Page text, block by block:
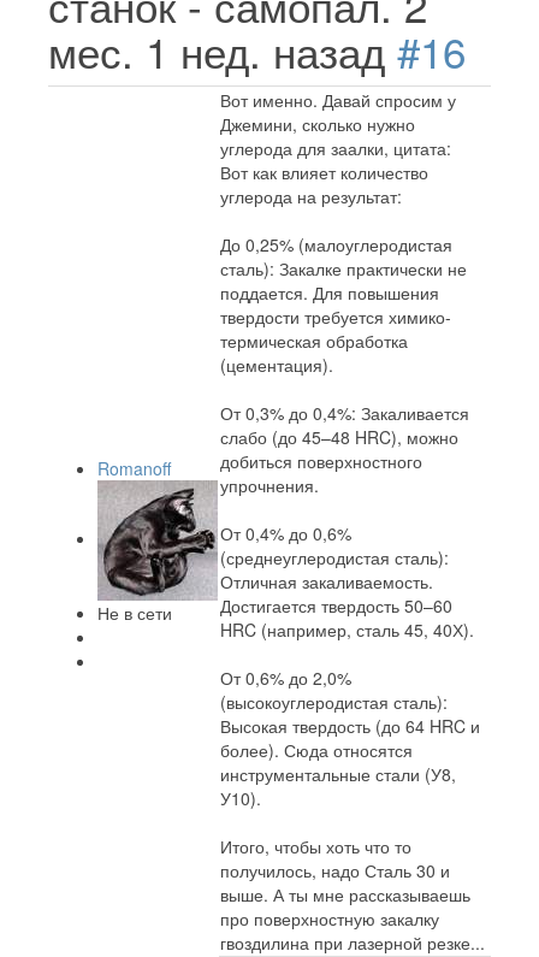
мес. 1 нед. назад #16
Romanoff
Не в сети
Вот именно. Давай спросим у
Джемини, сколько нужно
углерода для заалки, цитата:
Вот как влияет количество
углерода на результат:
До 0,25% (малоуглеродистая
сталь): Закалке практически не
поддается. Для повышения
твердости требуется химико-
термическая обработка
(цементация).
От 0,3% до 0,4%: Закаливается
слабо (до 45–48 HRC), можно
добиться поверхностного
упрочнения.
От 0,4% до 0,6%
(среднеуглеродистая сталь):
Отличная закаливаемость.
Достигается твердость 50–60
HRC (например, сталь 45, 40Х).
От 0,6% до 2,0%
(высокоуглеродистая сталь):
Высокая твердость (до 64 HRC и
более). Сюда относятся
инструментальные стали (У8,
У10).
Итого, чтобы хоть что то
получилось, надо Сталь 30 и
выше. А ты мне рассказываешь
про поверхностную закалку
гвоздилина при лазерной резке...